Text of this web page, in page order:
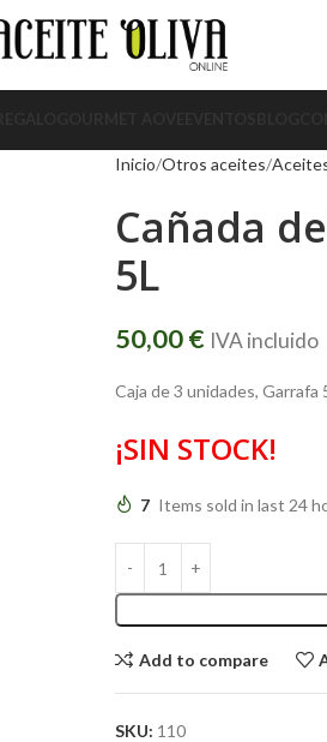
Inicio Otros aceites
Cañada
5L
50,00€ IVA incluido
Caja de 3 unidades,
¡SIN STOCK!
7 Items sold in last 24
Add to compare
SKU: 110